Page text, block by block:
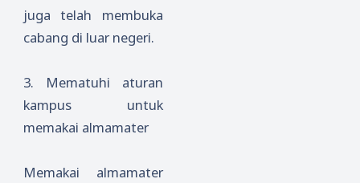
juga telah membuka
cabang di luar negeri.
3.
Mematuhi aturan
kampus untuk
memakai almamater
Memakai almamater